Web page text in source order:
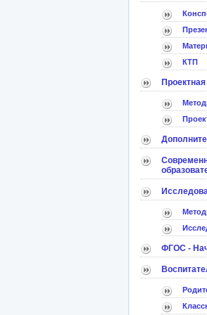
КТП
ФГОС -